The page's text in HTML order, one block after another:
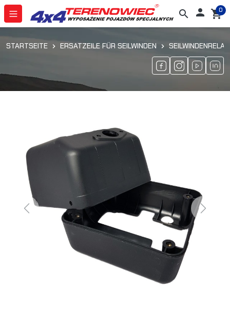
search  shopping_cart
0
STARTSEITE ERSATZEILE FÜR SEILWINDEN
Previous Next